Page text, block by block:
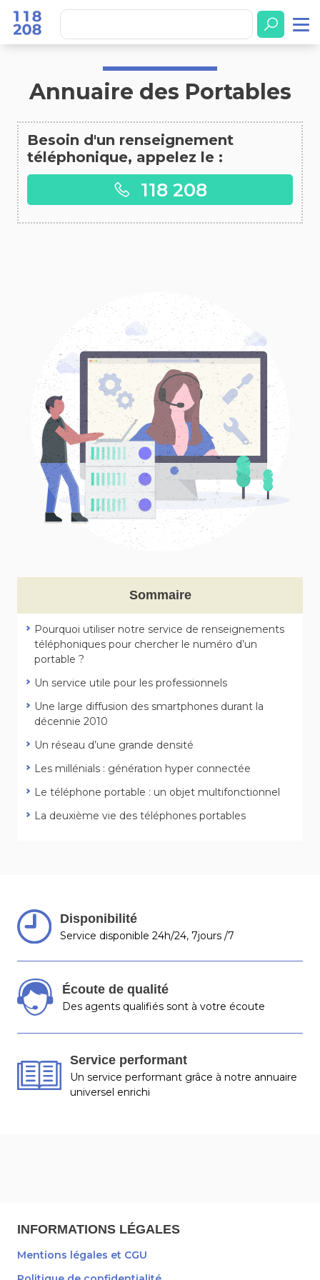
Accueil
Annuaire des Portables
Besoin d'un renseignement
téléphonique, appelez le :
118 208
Sommaire
Pourquoi utiliser notre service de renseignements
téléphoniques pour chercher le numéro d’un
portable ?
Un service utile pour les professionnels
Une large diffusion des smartphones durant la
décennie 2010
Un réseau d’une grande densité
Les millénials : génération hyper connectée
Le téléphone portable : un objet multifonctionnel
La deuxième vie des téléphones portables
Disponibilité
Service disponible 24h/24, 7jours /7
Écoute de qualité
Des agents qualifiés sont à votre écoute
Service performant
Un service performant grâce à notre annuaire
universel enrichi
INFORMATIONS LÉGALES
Mentions légales et CGU